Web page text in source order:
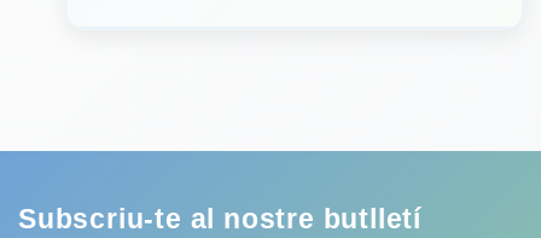
Subscriu-te al nostre butlletí